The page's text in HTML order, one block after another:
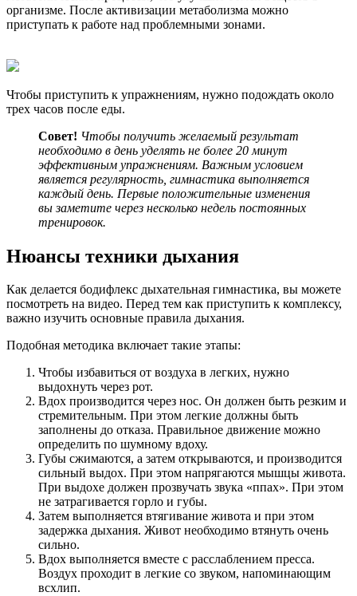
организме. После активизации метаболизма можно
приступать к работе над проблемными зонами.
Чтобы приступить к упражнениям, нужно подождать около
трех часов после еды.
Совет! Чтобы получить желаемый результат
необходимо в день уделять не более 20 минут
эффективным упражнениям. Важным условием
является регулярность, гимнастика выполняется
каждый день. Первые положительные изменения
вы заметите через несколько недель постоянных
тренировок.
Нюансы техники дыхания
Как делается бодифлекс дыхательная гимнастика, вы можете
посмотреть на видео. Перед тем как приступить к комплексу,
важно изучить основные правила дыхания.
Подобная методика включает такие этапы:
Чтобы избавиться от воздуха в легких, нужно
выдохнуть через рот.
Вдох производится через нос. Он должен быть резким и
стремительным. При этом легкие должны быть
заполнены до отказа. Правильное движение можно
определить по шумному вдоху.
Губы сжимаются, а затем открываются, и производится
сильный выдох. При этом напрягаются мышцы живота.
При выдохе должен прозвучать звука «ппах». При этом
не затрагивается горло и губы.
Затем выполняется втягивание живота и при этом
задержка дыхания. Живот необходимо втянуть очень
сильно.
Вдох выполняется вместе с расслаблением пресса.
Воздух проходит в легкие со звуком, напоминающим
всхлип.